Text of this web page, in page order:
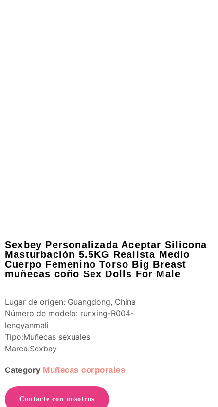
Sexbey Personalizada Aceptar Silicona
Masturbación 5.5KG Realista Medio
Cuerpo Femenino Torso Big Breast
muñecas coño Sex Dolls For Male
Lugar de origen: Guangdong, China
Número de modelo: runxing-R004-
lengyanmali
Tipo:Muñecas sexuales
Marca:Sexbay
Category Muñecas corporales
Contacte con nosotros